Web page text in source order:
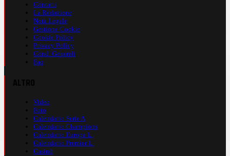
Contatti
La Redazione
Nota Legale
Gestione Cookie
Cookie Policy
Privacy Policy
Cond. Generali
Faq
Video
Foto
Calendario Serie A
Calendario Champions
Calendario Europa L.
Calendario Premier L.
Casinò